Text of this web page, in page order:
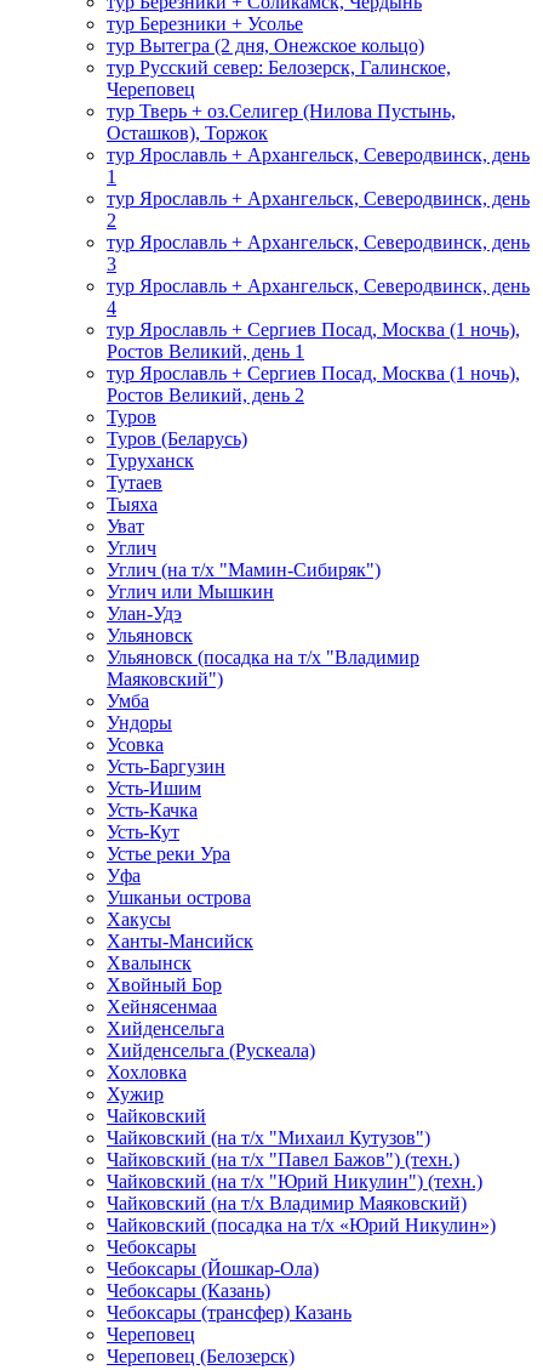
тур Березники + Усолье
тур Вытегра (2 дня, Онежское кольцо)
тур Русский север: Белозерск, Галинское,
Череповец
тур Тверь + оз.Селигер (Нилова Пустынь,
Осташков), Торжок
тур Ярославль + Архангельск, Северодвинск, день
1
тур Ярославль + Архангельск, Северодвинск, день
2
тур Ярославль + Архангельск, Северодвинск, день
3
тур Ярославль + Архангельск, Северодвинск, день
4
тур Ярославль + Сергиев Посад, Москва (1 ночь),
Ростов Великий, день 1
тур Ярославль + Сергиев Посад, Москва (1 ночь),
Ростов Великий, день 2
Туров
Туров (Беларусь)
Туруханск
Тутаев
Тыяха
Уват
Углич
Углич (на т/х "Мамин-Сибиряк")
Углич или Мышкин
Улан-Удэ
Ульяновск
Ульяновск (посадка на т/х "Владимир
Маяковский")
Умба
Ундоры
Усовка
Усть-Баргузин
Усть-Ишим
Усть-Качка
Усть-Кут
Устье реки Ура
Уфа
Ушканьи острова
Хакусы
Ханты-Мансийск
Хвалынск
Хвойный Бор
Хейнясенмаа
Хийденсельга
Хийденсельга (Рускеала)
Хохловка
Хужир
Чайковский
Чайковский (на т/х "Михаил Кутузов")
Чайковский (на т/х "Павел Бажов") (техн.)
Чайковский (на т/х "Юрий Никулин") (техн.)
Чайковский (на т/х Владимир Маяковский)
Чайковский (посадка на т/х «Юрий Никулин»)
Чебоксары
Чебоксары (Йошкар-Ола)
Чебоксары (Казань)
Чебоксары (трансфер) Казань
Череповец
Череповец (Белозерск)